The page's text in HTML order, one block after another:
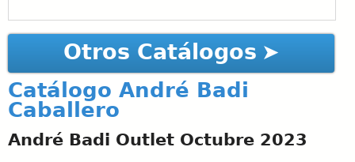
Otros Catálogos
Catálogo André Badi
Caballero
André Badi Outlet Octubre 2023